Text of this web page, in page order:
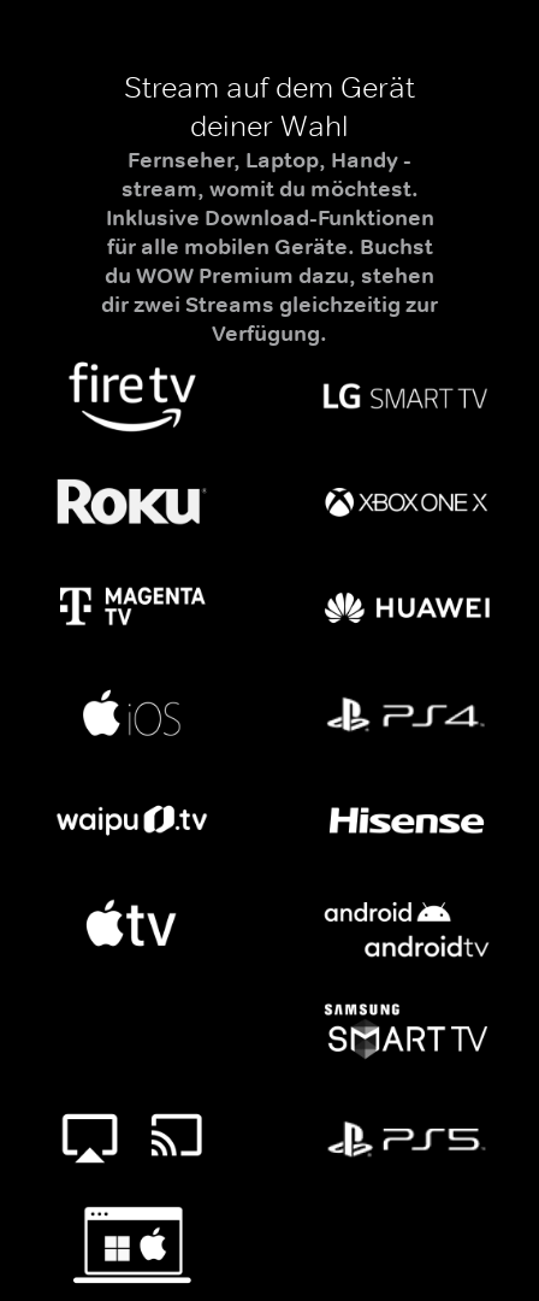
Stream auf dem Gerät
deiner Wahl
Fernseher, Laptop, Handy -
stream, womit du möchtest.
Inklusive Download-Funktionen
für alle mobilen Geräte. Buchst
du WOW Premium dazu, stehen
dir zwei Streams gleichzeitig zur
Verfügung.